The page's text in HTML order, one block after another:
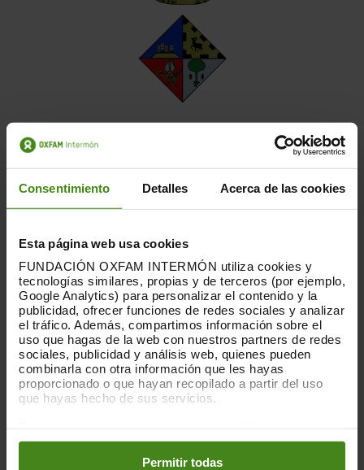
Consentimiento Detalles Acerca de las cookies
Esta página web usa cookies
FUNDACIÓN OXFAM INTERMÓN utiliza cookies y
tecnologías similares, propias y de terceros (por ejemplo,
Google Analytics) para personalizar el contenido y la
publicidad, ofrecer funciones de redes sociales y analizar
el tráfico. Además, compartimos información sobre el
uso que hagas de la web con nuestros partners de redes
sociales, publicidad y análisis web, quienes pueden
combinarla con otra información que les hayas
proporcionado o que hayan recopilado a partir del uso
que hayas hecho de sus servicios.
preferencias accediendo a nuestraPolítica de Cookieso
en los botones facilitados a continuación:
Permitir todas